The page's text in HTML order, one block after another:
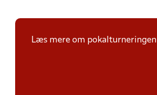
Læs mere om pokalturneringen